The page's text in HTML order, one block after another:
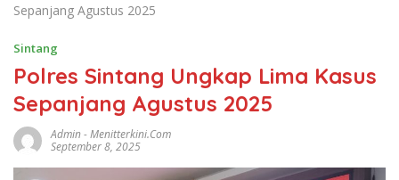
Sepanjang Agustus 2025
Sintang
Polres Sintang Ungkap Lima Kasus
Sepanjang Agustus 2025
Admin-Menitterkini.com
September 8, 2025